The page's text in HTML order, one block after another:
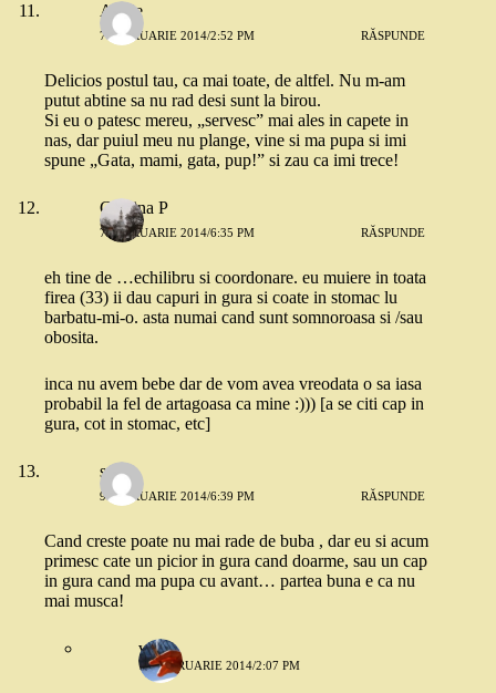
Angie
7 FEBRUARIE 2014/2:52 PM RĂSPUNDE
Delicios postul tau, ca mai toate, de altfel. Nu m-am
putut abtine sa nu rad desi sunt la birou.
Si eu o patesc mereu, „servesc” mai ales in capete in
nas, dar puiul meu nu plange, vine si ma pupa si imi
spune „Gata, mami, gata, pup!” si zau ca imi trece!
Cristina P
7 FEBRUARIE 2014/6:35 PM RĂSPUNDE
eh tine de …echilibru si coordonare. eu muiere in toata
firea (33) ii dau capuri in gura si coate in stomac lu
barbatu-mi-o. asta numai cand sunt somnoroasa si /sau
obosita.
inca nu avem bebe dar de vom avea vreodata o sa iasa
probabil la fel de artagoasa ca mine :))) [a se citi cap in
gura, cot in stomac, etc]
sofia
9 FEBRUARIE 2014/6:39 PM RĂSPUNDE
Cand creste poate nu mai rade de buba , dar eu si acum
primesc cate un picior in gura cand doarme, sau un cap
in gura cand ma pupa cu avant… partea buna e ca nu
mai musca!
vio
10 FEBRUARIE 2014/2:07 PM